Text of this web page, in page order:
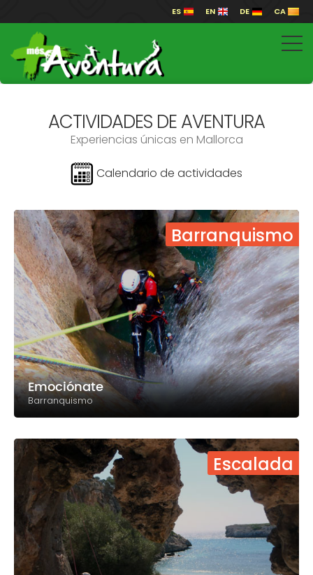
ES EN DE CA
ACTIVIDADES DE AVENTURA
Experiencias únicas en Mallorca
Calendario de actividades
Barranquismo
Emociónate
Barranquismo
Escalada